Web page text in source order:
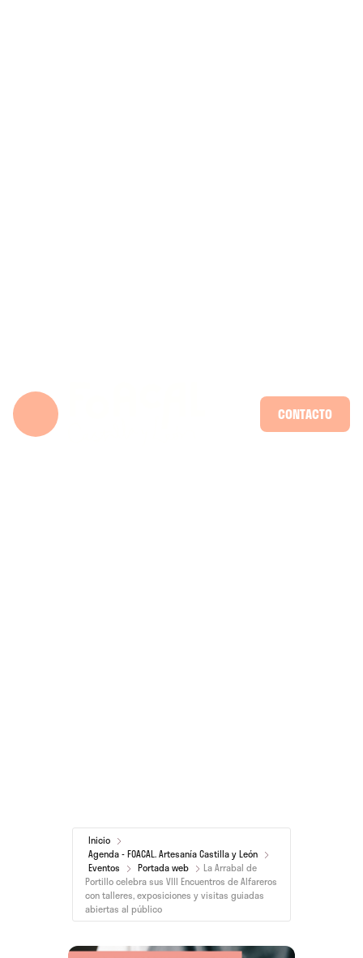
CONTACTO
Inicio
Agenda - FOACAL. Artesanía Castilla y León
Eventos
Portada web
La Arrabal de
Portillo celebra sus VIII Encuentros de Alfareros
con talleres, exposiciones y visitas guiadas
abiertas al público